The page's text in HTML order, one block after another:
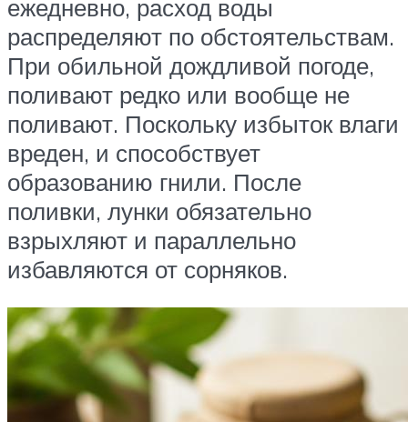
ежедневно, расход воды
распределяют по обстоятельствам.
При обильной дождливой погоде,
поливают редко или вообще не
поливают. Поскольку избыток влаги
вреден, и способствует
образованию гнили. После
поливки, лунки обязательно
взрыхляют и параллельно
избавляются от сорняков.